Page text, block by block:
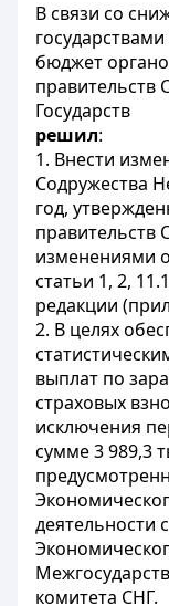
В связи со
бюджет
правительств
Государств
решил:
1. Внести
Содружества
год,
правительств
изменениями
статьи 1, 2,
редакции
2. В целях
выплат по
страховых
исключения
сумме 3 989,3
деятельности
комитета СНГ.